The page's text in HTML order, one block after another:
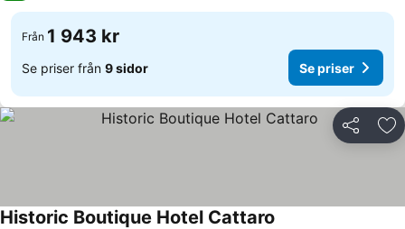
Från 1 943 kr
Se priser från 9 sidor Se priser
Dela
Historic Boutique Hotel Cattaro